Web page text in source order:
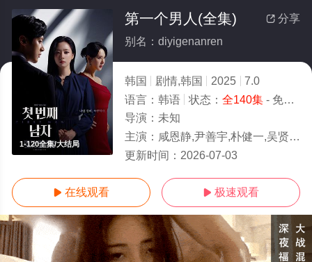
1-120全集/大结局
 分享
第一个男人(全集)
别名：diyigenanren
韩国 剧情,韩国 2025
7.0
语言： 韩语 状态： 全140集- 免费在线观看
导演： 未知
主演： 咸恩静,尹善宇,朴健一,吴贤庆,???,李起昶
更新时间： 2026-07-03
 在线观看  极速观看